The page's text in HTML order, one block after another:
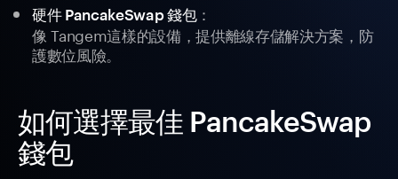
硬件 PancakeSwap 錢包：
像 Tangem這樣的設備，提供離線存儲解決方案，防
護數位風險。
如何選擇最佳 PancakeSwap
錢包